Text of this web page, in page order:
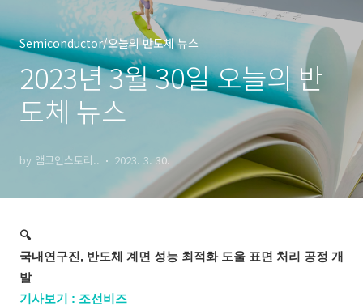
Semiconductor/오늘의 반도체 뉴스
2023년 3월 30일 오늘의 반
도체 뉴스
by 앰코인스토리.. 2023. 3. 30.
🔍
국내연구진, 반도체 계면 성능 최적화 도울 표면 처리 공정 개
발
기사보기 : 조선비즈